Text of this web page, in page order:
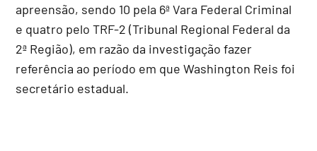
apreensão, sendo 10 pela 6ª Vara Federal Criminal
e quatro pelo TRF-2 (Tribunal Regional Federal da
2ª Região), em razão da investigação fazer
referência ao período em que Washington Reis foi
secretário estadual.